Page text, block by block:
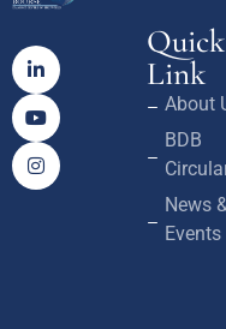
Quick
Link
About
BDB
News
Events